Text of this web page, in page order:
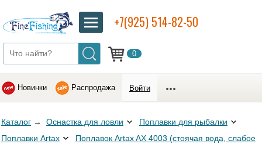
0
+7(925) 514-82-50
Новинки Распродажа Войти
Каталог → Оснастка для ловли
Поплавки для рыбалки
Поплавки Artax
Поплавок Artax AX 4003 (стоячая вода, слабое